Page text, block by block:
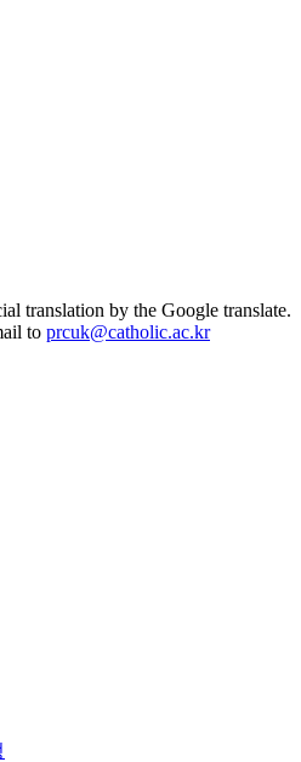
translation by the Google translate.
to prcuk@catholic.ac.kr